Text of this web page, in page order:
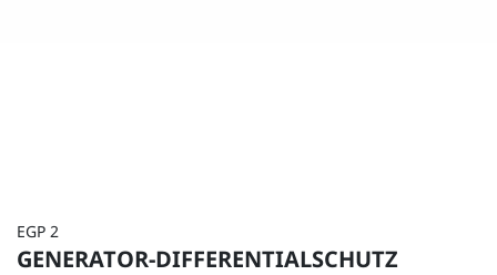
EGP 2
GENERATOR-DIFFERENTIALSCHUTZ